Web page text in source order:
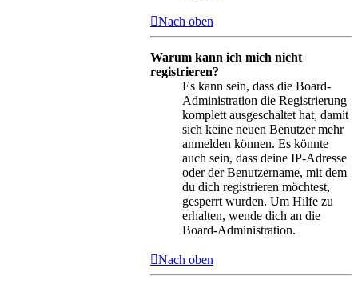
Nach oben
Warum kann ich mich nicht
registrieren?
Es kann sein, dass die Board-
Administration die Registrierung
komplett ausgeschaltet hat, damit
sich keine neuen Benutzer mehr
anmelden können. Es könnte
auch sein, dass deine IP-Adresse
oder der Benutzername, mit dem
du dich registrieren möchtest,
gesperrt wurden. Um Hilfe zu
erhalten, wende dich an die
Board-Administration.
Nach oben